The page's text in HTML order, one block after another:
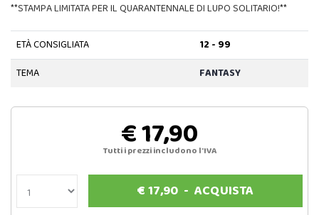
**STAMPA LIMITATA PER IL QUARANTENNALE DI LUPO SOLITARIO!**
ETÀ CONSIGLIATA
12 - 99
TEMA
FANTASY
€ 17,90
Tutti i prezzi includono l'IVA
€17,90 -ACQUISTA